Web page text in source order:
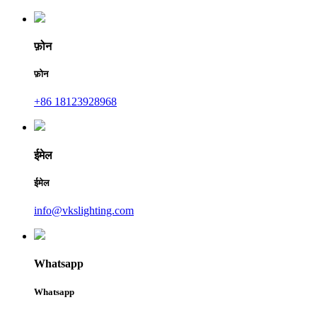
फ़ोन
फ़ोन
+86 18123928968
ईमेल
ईमेल
info@vkslighting.com
Whatsapp
Whatsapp